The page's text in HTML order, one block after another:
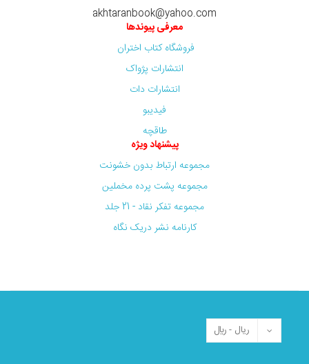
akhtaranbook@yahoo.com
معرفی پیوندها
فروشگاه کتاب اختران
انتشارات پژواک
انتشارات دات
فیدیبو
طاقچه
پیشنهاد ویژه
مجموعه ارتباط بدون خشونت
مجموعه پشت پرده مخملین
مجموعه تفکر نقاد - 21 جلد
کارنامه نشر دریک نگاه